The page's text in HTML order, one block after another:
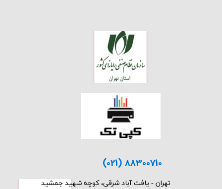
(021) 88300710
​تهران - یافت آباد شرقی، کوچه شهید جمشید